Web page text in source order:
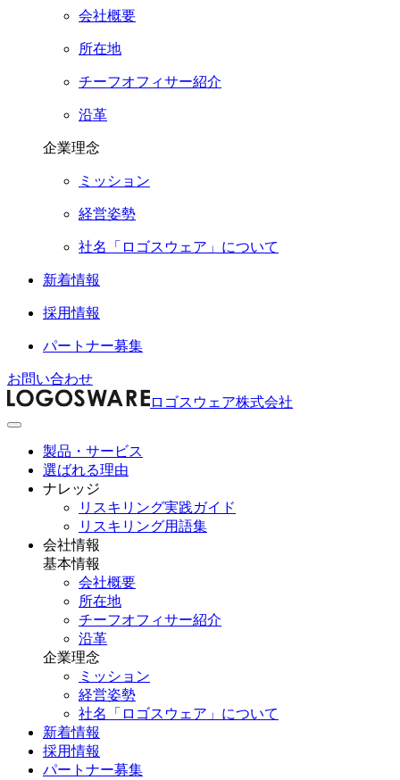
会社概要
所在地
チーフオフィサー紹介
沿革
企業理念
ミッション
経営姿勢
社名「ロゴスウェア」について
新着情報
採用情報
パートナー募集
お問い合わせ
ロゴスウェア株式会社
製品・サービス
選ばれる理由
ナレッジ
リスキリング実践ガイド
リスキリング用語集
会社情報
基本情報
会社概要
所在地
チーフオフィサー紹介
沿革
企業理念
ミッション
経営姿勢
社名「ロゴスウェア」について
新着情報
採用情報
パートナー募集